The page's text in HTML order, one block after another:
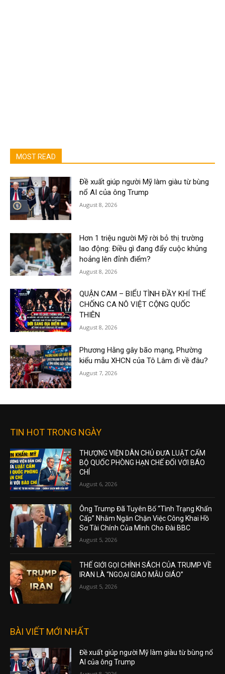
MOST READ
Đề xuất giúp người Mỹ làm giàu từ bùng
nổ AI của ông Trump
August 8, 2026
Hơn 1 triệu người Mỹ rời bỏ thị trường
lao động: Điều gì đang đẩy cuộc khủng
hoảng lên đỉnh điểm?
August 8, 2026
QUẬN CAM – BIỂU TÌNH ĐẦY KHÍ THẾ
CHỐNG CA NÔ VIỆT CỘNG QUỐC
THIÊN
August 8, 2026
Phương Hằng gây bão mạng, Phường
kiểu mẫu XHCN của Tô Lâm đi về đâu?
August 7, 2026
TIN HOT TRONG NGÀY
THƯỢNG VIỆN DÂN CHỦ ĐƯA LUẬT CẤM
BỘ QUỐC PHÒNG HẠN CHẾ ĐỐI VỚI BÁO
CHÍ
August 6, 2026
Ông Trump Đã Tuyên Bố “Tình Trạng Khẩn
Cấp” Nhằm Ngăn Chặn Việc Công Khai Hồ
Sơ Tài Chính Của Mình Cho Đài BBC
August 5, 2026
THẾ GIỚI GỌI CHÍNH SÁCH CỦA TRUMP VỀ
IRAN LÀ “NGOẠI GIAO MẪU GIÁO”
August 5, 2026
BÀI VIẾT MỚI NHẤT
Đề xuất giúp người Mỹ làm giàu từ bùng nổ
AI của ông Trump